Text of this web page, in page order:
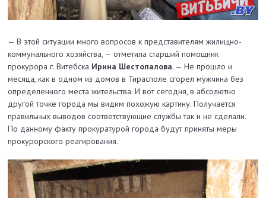
— В этой ситуации много вопросов к представителям жилищно-
коммунального хозяйства, — отметила старший помощник
прокурора г. Витебска Ирина Шестопалова. — Не прошло и
месяца, как в одном из домов в Тирасполе сгорел мужчина без
определенного места жительства. И вот сегодня, в абсолютно
другой точке города мы видим похожую картину. Получается
правильных выводов соответствующие службы так и не сделали.
По данному факту прокуратурой города будут приняты меры
прокурорского реагирования.